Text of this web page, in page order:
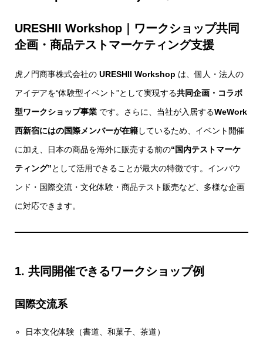
URESHII Workshop｜ワークショップ共同
企画・商品テストマーケティング支援
虎ノ門商事株式会社の URESHII Workshop は、個人・法人の
アイデアを“体験型イベント”として実現する共同企画・コラボ
型ワークショップ事業 です。さらに、当社が入居するWeWork
西新宿にはの国際メンバーが在籍しているため、イベント開催
に加え、日本の商品を海外に販売する前の“国内テストマーケ
ティング”として活用できることが最大の特徴です。インバウ
ンド・国際交流・文化体験・商品テスト販売など、多様な企画
に対応できます。
1. 共同開催できるワークショップ例
国際交流系
日本文化体験（書道、和菓子、茶道）